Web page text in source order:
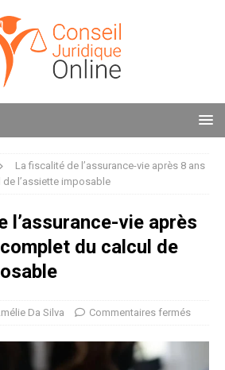
La fiscalité de l’assurance-vie après 8 ans
l’assiette imposable
l’assurance-vie après
du calcul de
Da Silva Commentaires fermés